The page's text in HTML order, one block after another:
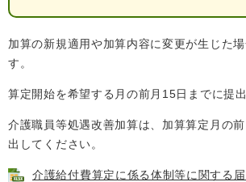
加算の新規適用や加算内容に変更が生じた
す。
算定開始を希望する月の前月15日までに提
介護職員等処遇改善加算は、加算算定月の
出してください。
介護給付費算定に係る体制等に関する